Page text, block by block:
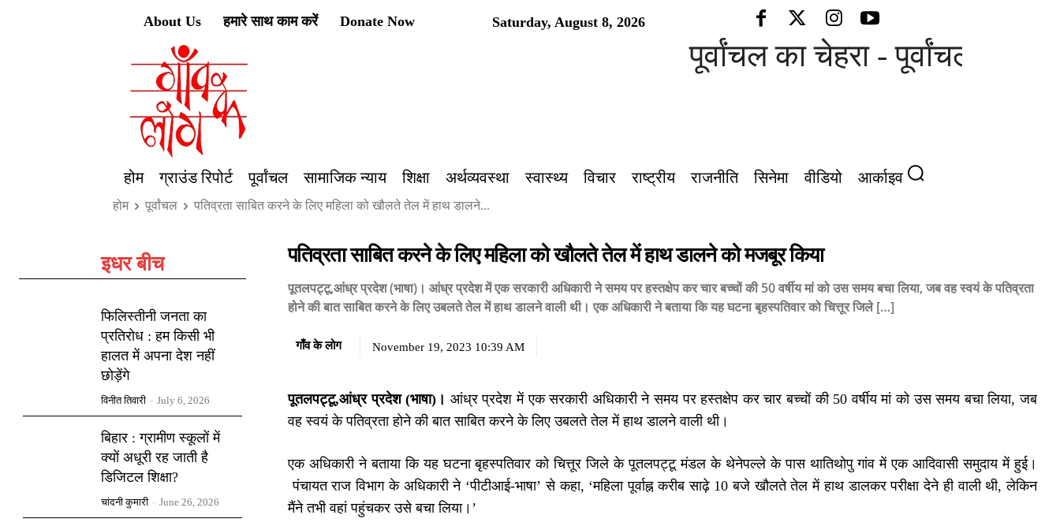
Saturday, August 8, 2026
About Us हमारे साथ काम करें Donate Now
पूर्वांचल का चेहरा - पूर्वांचल की आवाज़
होम ग्राउंड रिपोर्ट पूर्वांचल सामाजिक न्याय शिक्षा अर्थव्यवस्था स्वास्थ्य विचार राष्ट्रीय राजनीति सिनेमा वीडियो आर्काइव
होम पूर्वांचल पतिव्रता साबित करने के लिए महिला को खौलते तेल में हाथ डालने...
इधर बीच
फिलिस्तीनी जनता का
प्रतिरोध : हम किसी भी
हालत में अपना देश नहीं
छोड़ेंगे
विनीत तिवारी - July 6, 2026
बिहार : ग्रामीण स्कूलों में
क्यों अधूरी रह जाती है
डिजिटल शिक्षा?
चांदनी कुमारी - June 26, 2026
पतिव्रता साबित करने के लिए महिला को खौलते तेल में हाथ डालने को मजबूर किया
पूतलपट्टू,आंध्र प्रदेश (भाषा)। आंध्र प्रदेश में एक सरकारी अधिकारी ने समय पर हस्तक्षेप कर चार बच्चों की 50 वर्षीय मां को उस समय बचा लिया, जब वह स्वयं के पतिव्रता
होने की बात साबित करने के लिए उबलते तेल में हाथ डालने वाली थी। एक अधिकारी ने बताया कि यह घटना बृहस्पतिवार को चित्तूर जिले […]
गाँव के लोग November 19, 2023 10:39 AM
पूतलपट्टू,आंध्र प्रदेश (भाषा)। आंध्र प्रदेश में एक सरकारी अधिकारी ने समय पर हस्तक्षेप कर चार बच्चों की 50 वर्षीय मां को उस समय बचा लिया, जब
वह स्वयं के पतिव्रता होने की बात साबित करने के लिए उबलते तेल में हाथ डालने वाली थी।
एक अधिकारी ने बताया कि यह घटना बृहस्पतिवार को चित्तूर जिले के पूतलपट्टू मंडल के थेनेपल्ले के पास थातिथोपु गांव में एक आदिवासी समुदाय में हुई।
पंचायत राज विभाग के अधिकारी ने ‘पीटीआई-भाषा’ से कहा, ‘महिला पूर्वाह्न करीब साढ़े 10 बजे खौलते तेल में हाथ डालकर परीक्षा देने ही वाली थी, लेकिन
मैंने तभी वहां पहुंचकर उसे बचा लिया।’